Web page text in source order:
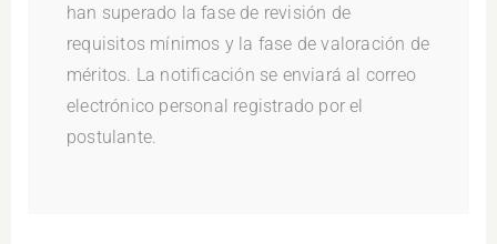
han superado la fase de revisión de
requisitos mínimos y la fase de valoración de
méritos. La notificación se enviará al correo
electrónico personal registrado por el
postulante.